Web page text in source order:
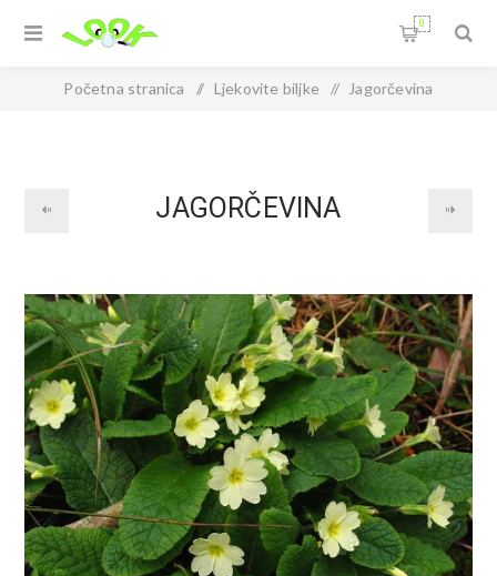
0
Početna stranica / Ljekovite biljke / Jagorčevina
JAGORČEVINA